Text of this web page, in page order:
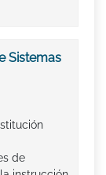
Sistemas
de